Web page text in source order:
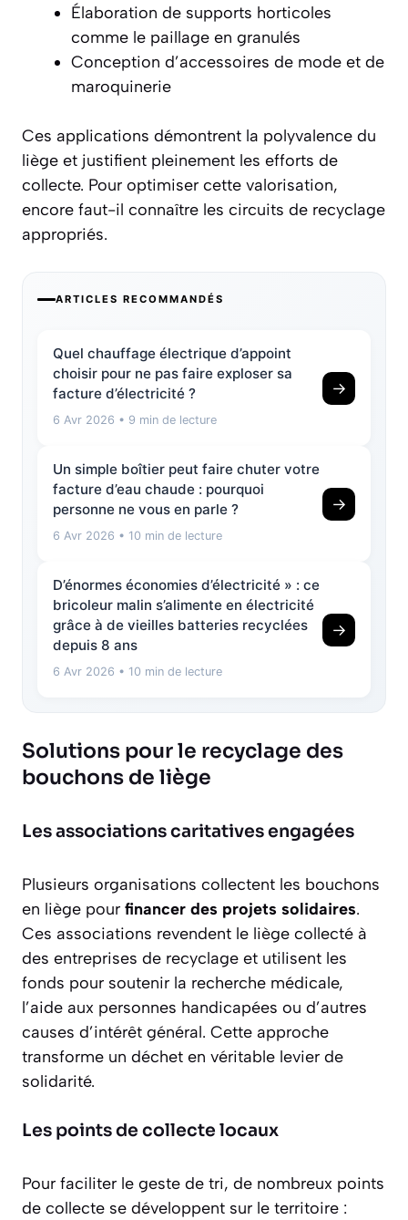
Élaboration de supports horticoles
comme le paillage en granulés
Conception d’accessoires de mode et de
maroquinerie
Ces applications démontrent la polyvalence du
liège et justifient pleinement les efforts de
collecte. Pour optimiser cette valorisation,
encore faut-il connaître les circuits de recyclage
appropriés.
ARTICLES RECOMMANDÉS
Quel chauffage électrique d’appoint
choisir pour ne pas faire exploser sa
facture d’électricité ?
6 Avr 2026 • 9 min de lecture
→
Un simple boîtier peut faire chuter votre
facture d’eau chaude : pourquoi
personne ne vous en parle ?
6 Avr 2026 • 10 min de lecture
→
D’énormes économies d’électricité » : ce
bricoleur malin s’alimente en électricité
grâce à de vieilles batteries recyclées
depuis 8 ans
6 Avr 2026 • 10 min de lecture
→
Solutions pour le recyclage des
bouchons de liège
Les associations caritatives engagées
Plusieurs organisations collectent les bouchons
en liège pour financer des projets solidaires.
Ces associations revendent le liège collecté à
des entreprises de recyclage et utilisent les
fonds pour soutenir la recherche médicale,
l’aide aux personnes handicapées ou d’autres
causes d’intérêt général. Cette approche
transforme un déchet en véritable levier de
solidarité.
Les points de collecte locaux
Pour faciliter le geste de tri, de nombreux points
de collecte se développent sur le territoire :